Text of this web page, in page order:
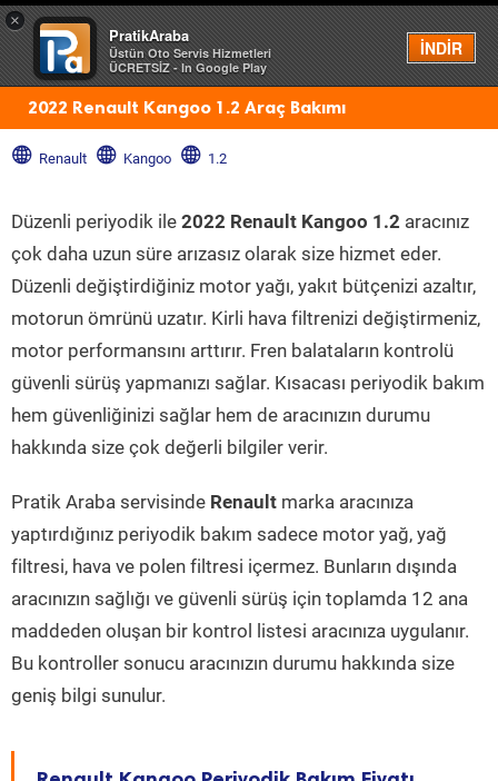
×
PratikAraba
Üstün Oto Servis Hizmetleri
ÜCRETSİZ - In Google Play
İNDİR
Menü
2022 Renault Kangoo 1.2 Araç Bakımı
Renault Kangoo 1.2
Düzenli periyodik ile 2022 Renault Kangoo 1.2 aracınız
çok daha uzun süre arızasız olarak size hizmet eder.
Düzenli değiştirdiğiniz motor yağı, yakıt bütçenizi azaltır,
motorun ömrünü uzatır. Kirli hava filtrenizi değiştirmeniz,
motor performansını arttırır. Fren balataların kontrolü
güvenli sürüş yapmanızı sağlar. Kısacası periyodik bakım
hem güvenliğinizi sağlar hem de aracınızın durumu
hakkında size çok değerli bilgiler verir.
Pratik Araba servisinde Renault marka aracınıza
yaptırdığınız periyodik bakım sadece motor yağ, yağ
filtresi, hava ve polen filtresi içermez. Bunların dışında
aracınızın sağlığı ve güvenli sürüş için toplamda 12 ana
maddeden oluşan bir kontrol listesi aracınıza uygulanır.
Bu kontroller sonucu aracınızın durumu hakkında size
geniş bilgi sunulur.